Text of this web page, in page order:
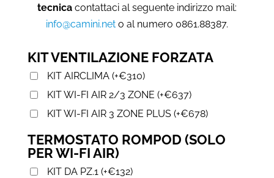
tecnicacontattaci al seguente indirizzo mail:
info@camini.neto al numero 0861.88387.
KIT VENTILAZIONE FORZATA
KIT AIRCLIMA (+€310)
KIT WI-FI AIR 2/3 ZONE (+€637)
KIT WI-FI AIR 3 ZONE PLUS (+€678)
TERMOSTATO ROMPOD (SOLO
PER WI-FI AIR)
KIT DA PZ.1 (+€132)